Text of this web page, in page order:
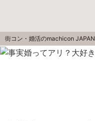
街コン・婚活のmachicon JAPAN